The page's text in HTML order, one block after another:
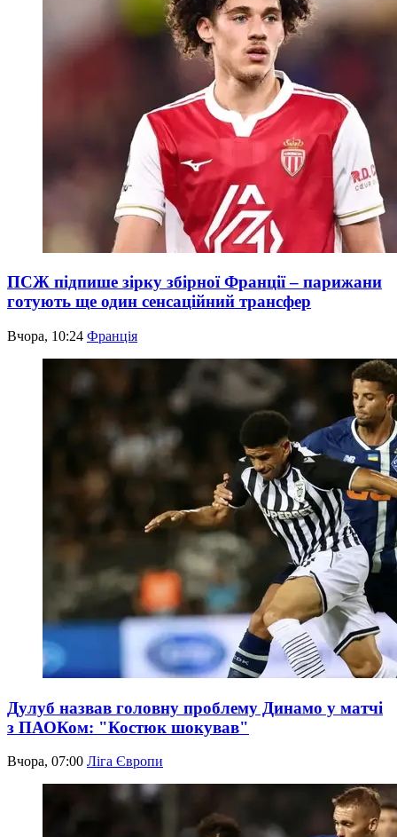
ПСЖ підпише зірку збірної Франції – парижани
готують ще один сенсаційний трансфер
Вчора, 10:24 Франція
Дулуб назвав головну проблему Динамо у матчі
з ПАОКом: "Костюк шокував"
Вчора, 07:00 Ліга Європи